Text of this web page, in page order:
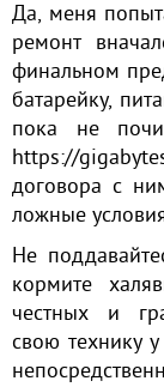
Да, меня
ремонт
финальном
батарейку,
пока не
https://
договора с
ложные
Не
кормите
честных и
свою технику